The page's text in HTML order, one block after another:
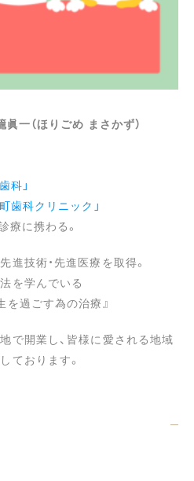
一（ほりごめ まさかず）
科」
歯科クリニック」
療に携わる。
技術・先進医療を取得。
を学んでいる
を過ごす為の治療』
で開業し、皆様に愛される地域
ております。